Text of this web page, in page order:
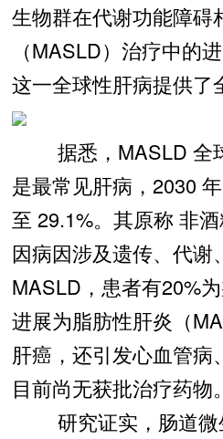
生物群在代谢功能障碍
（MASLD）治疗中的
这一全球性肝病提供了
据悉，MASLD 全球
是最常见肝病，2030
至 29.1%。其原称 非
因病因涉及遗传、代谢
MASLD，患者有20%
进展为脂肪性肝炎（
肝癌，还引发心血管病
目前尚无获批治疗药物。
研究证实，肠道微